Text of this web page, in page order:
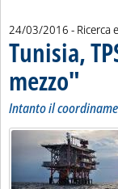
24/03/2016 - Ricerca
Tunisia,
mezzo"
Intanto il